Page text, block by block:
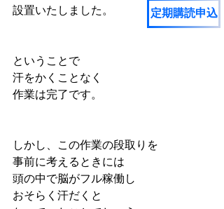
設置いたしました。
ということで
汗をかくことなく
作業は完了です。
しかし、この作業の段取りを
事前に考えるときには
頭の中で脳がフル稼働し
おそらく汗だくと
定期購読申込